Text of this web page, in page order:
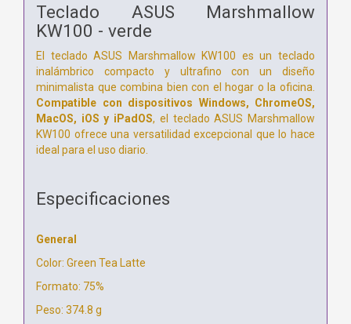
Teclado ASUS Marshmallow
KW100 - verde
El teclado ASUS Marshmallow KW100 es un teclado
inalámbrico compacto y ultrafino con un diseño
minimalista que combina bien con el hogar o la oficina.
Compatible con dispositivos Windows, ChromeOS,
MacOS, iOS y iPadOS, el teclado ASUS Marshmallow
KW100 ofrece una versatilidad excepcional que lo hace
ideal para el uso diario.
Especificaciones
General
Color: Green Tea Latte
Formato: 75%
Peso: 374.8 g